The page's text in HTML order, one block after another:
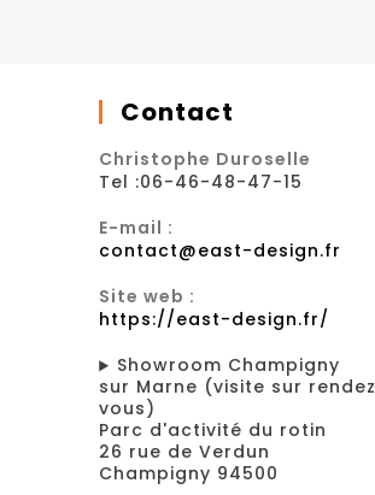
Contact
Christophe Duroselle
Tel :06-46-48-47-15
E-mail :
contact@east-design.fr
Site web :
https://east-design.fr/
Showroom Champigny
sur Marne (visite sur rendez
vous)
Parc d'activité du rotin
26 rue de Verdun
Champigny 94500